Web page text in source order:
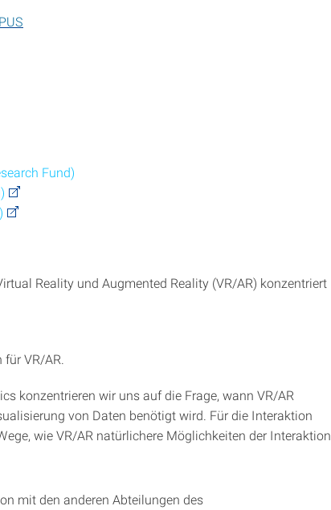
Fund)
Reality und Augmented Reality (VR/AR) konzentriert
VR/AR.
konzentrieren wir uns auf die Frage, wann VR/AR
von Daten benötigt wird. Für die Interaktion
wie VR/AR natürlichere Möglichkeiten der Interaktion
mit den anderen Abteilungen des